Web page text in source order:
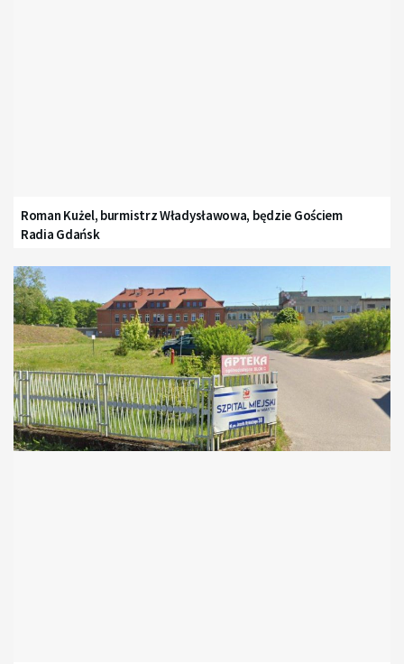
Roman Kużel, burmistrz Władysławowa, będzie Gościem
Radia Gdańsk